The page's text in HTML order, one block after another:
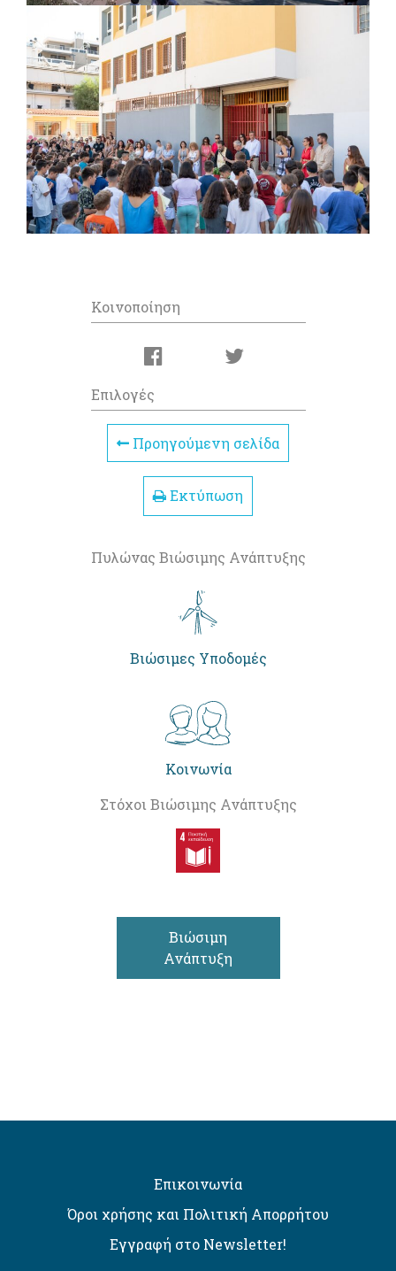
Κοινοποίηση
Επιλογές
Προηγούμενη σελίδα
Εκτύπωση
Πυλώνας Βιώσιμης Ανάπτυξης
Βιώσιμες Υποδομές
Κοινωνία
Στόχοι Βιώσιμης Ανάπτυξης
Βιώσιμη
Ανάπτυξη
Επικοινωνία
Όροι χρήσης και Πολιτική Απορρήτου
Εγγραφή στο Newsletter!